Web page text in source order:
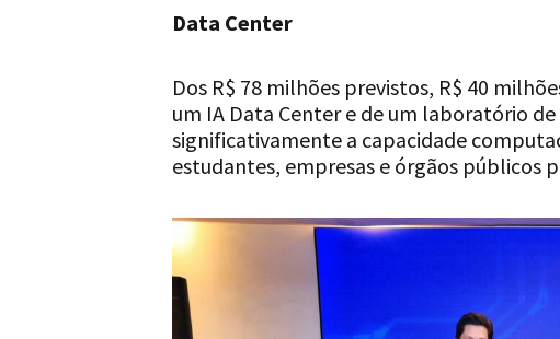
Data Center
Dos R$ 78 milhões previstos, R$ 40
um IA Data Center e de um laboratório
significativamente a capacidade
estudantes, empresas e órgãos públicos